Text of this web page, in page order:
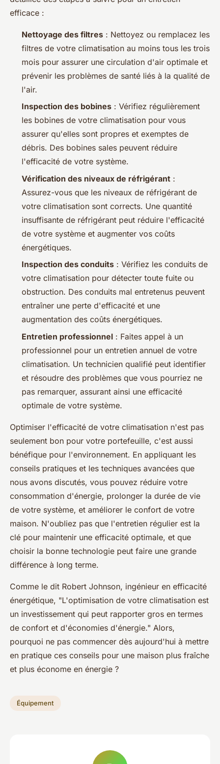
efficace :
Nettoyage des filtres : Nettoyez ou remplacez les
filtres de votre climatisation au moins tous les trois
mois pour assurer une circulation d'air optimale et
prévenir les problèmes de santé liés à la qualité de
l'air.
Inspection des bobines : Vérifiez régulièrement
les bobines de votre climatisation pour vous
assurer qu'elles sont propres et exemptes de
débris. Des bobines sales peuvent réduire
l'efficacité de votre système.
Vérification des niveaux de réfrigérant :
Assurez-vous que les niveaux de réfrigérant de
votre climatisation sont corrects. Une quantité
insuffisante de réfrigérant peut réduire l'efficacité
de votre système et augmenter vos coûts
énergétiques.
Inspection des conduits : Vérifiez les conduits de
votre climatisation pour détecter toute fuite ou
obstruction. Des conduits mal entretenus peuvent
entraîner une perte d'efficacité et une
augmentation des coûts énergétiques.
Entretien professionnel : Faites appel à un
professionnel pour un entretien annuel de votre
climatisation. Un technicien qualifié peut identifier
et résoudre des problèmes que vous pourriez ne
pas remarquer, assurant ainsi une efficacité
optimale de votre système.
Optimiser l'efficacité de votre climatisation n'est pas
seulement bon pour votre portefeuille, c'est aussi
bénéfique pour l'environnement. En appliquant les
conseils pratiques et les techniques avancées que
nous avons discutés, vous pouvez réduire votre
consommation d'énergie, prolonger la durée de vie
de votre système, et améliorer le confort de votre
maison. N'oubliez pas que l'entretien régulier est la
clé pour maintenir une efficacité optimale, et que
choisir la bonne technologie peut faire une grande
différence à long terme.
Comme le dit Robert Johnson, ingénieur en efficacité
énergétique, "L'optimisation de votre climatisation est
un investissement qui peut rapporter gros en termes
de confort et d'économies d'énergie." Alors,
pourquoi ne pas commencer dès aujourd'hui à mettre
en pratique ces conseils pour une maison plus fraîche
et plus économe en énergie ?
Équipement